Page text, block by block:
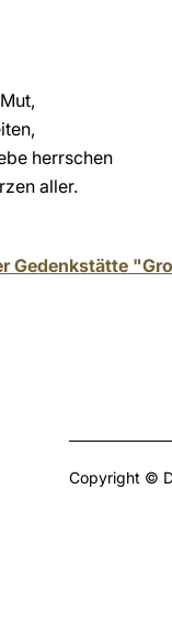
herrschen
aller.
Gedenkstätte
Copyright ©